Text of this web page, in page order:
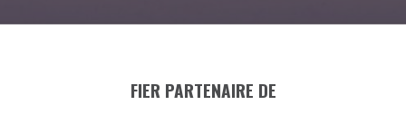
FIER PARTENAIRE DE